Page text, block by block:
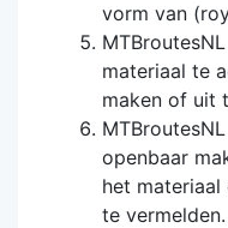
vorm van
materiaal te
maken of uit
openbaar
het materiaal
te